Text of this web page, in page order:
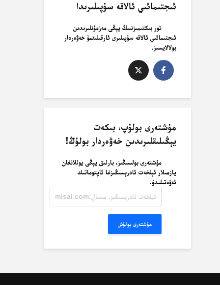
ئىجتىمائىي ئالاقە سۇپىلىرىدا
تور بىكتىمىزنىىڭ يېڭى مەزمۇنلىرىدىن
ئىجتىمائىي ئالاقە سۇپىلىرى ئارقىلىقمۇ خەۋەردار
بولالايسىز.
مۇشتەرى بولۇپ، بىكەت
يېڭىلىقلىرىدىن خەۋەردار بولۇڭ!
مۇشتەرى بولسىڭىز، بارلىق يېڭى يوللانغان
يازمىلار ئېلخەت ئادرېسىڭىزغا ئاپتوماتىك
ئەۋەتىلىدۇ.
ئادرېسىڭىز.
مۇشتەرى بولۇش